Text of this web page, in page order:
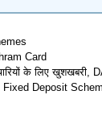
Card
के लिए खुशखबरी,
Deposit